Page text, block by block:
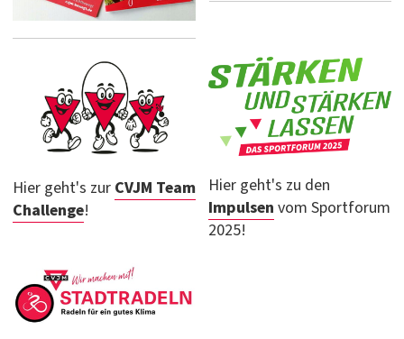
Hier geht's zur CVJM Team
Challenge!
Hier geht's zu den
Impulsen vom Sportforum
2025!